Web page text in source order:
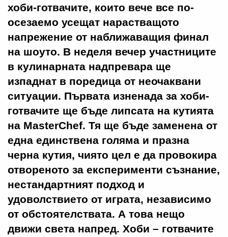
хоби-готвачите, които вече все по-
осезаемо усещат нарастващото
напрежение от наближаващия финал
на шоуто. В неделя вечер участниците
в кулинарната надпревара ще
изпаднат в поредица от неочаквани
ситуации. Първата изненада за хоби-
готвачите ще бъде липсата на кутията
на MasterChef. Тя ще бъде заменена от
една единствена голяма и празна
черна кутия, чиято цел е да провокира
отвореното за експерименти съзнание,
нестандартният подход и
удоволствието от играта, независимо
от обстоятелствата. А това нещо
движи света напред. Хоби – готвачите